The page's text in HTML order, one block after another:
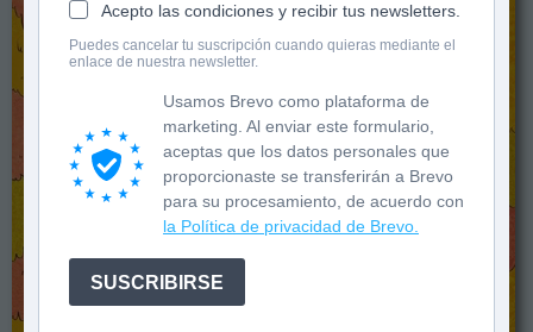
Acepto las condiciones y recibir tus newsletters.
Puedes cancelar tu suscripción cuando quieras mediante el
enlace de nuestra newsletter.
Usamos Brevo como plataforma de
marketing. Al enviar este formulario,
aceptas que los datos personales que
proporcionaste se transferirán a Brevo
para su procesamiento, de acuerdo con
la Política de privacidad de Brevo.
SUSCRIBIRSE